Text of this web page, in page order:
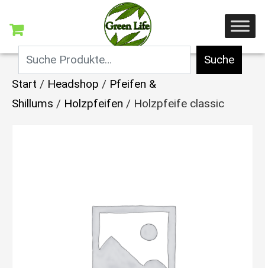
Suche
Start / Headshop / Pfeifen &
Shillums / Holzpfeifen / Holzpfeife classic